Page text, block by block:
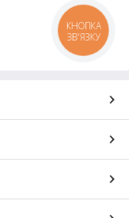
КНОПКА
ЗВ'ЯЗКУ